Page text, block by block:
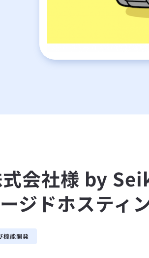
式会社様 by
ジドホスティ
機能開発